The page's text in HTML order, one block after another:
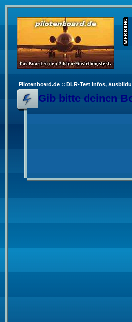
Pilotenboard.de :: DLR-Test Infos,
Gib bitte deinen